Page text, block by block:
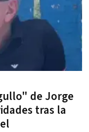
de Jorge
tras la